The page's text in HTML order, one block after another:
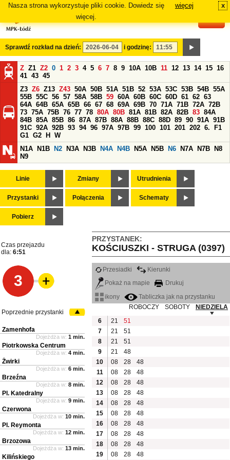
Nasza strona wykorzystuje pliki cookie. Dowiedz się
więcej.
więcej x
Sprawdź rozkład na dzień: i godzinę:
Z Z1 Z2 0 1 2 3 4 5 6 7 8 9 10A 10B 11 12 13 14 15 16
41 43 45
Z3 Z6 Z13 Z43 50A 50B 51A 51B 52 53A 53C 53B 54B 55A
55B 55C 56 57 58A 58B 59 60A 60B 60C 60D 61 62 63
64A 64B 65A 65B 66 67 68 69A 69B 70 71A 71B 72A 72B
73 75A 75B 76 77 78 80A 80B 81A 81B 82A 82B 83 84A
84B 85A 85B 86 87A 87B 88A 88B 88C 88D 89 90 91A 91B
91C 92A 92B 93 94 96 97A 97B 99 100 101 201 202 6.
F1
G1 G2 H
W
N1A
N1B N2 N3A N3B N4A N4B N5A N5B N6 N7A N7B
N8
N9
Linie Zmiany Utrudnienia
Przystanki Połączenia Schematy
Pobierz
PRZYSTANEK:
KOŚCIUSZKI - STRUGA (0397)
Czas przejazdu
dla: 6:51
3
Przesiadki
Kierunki
Pokaż na mapie
Drukuj
ikony
Tabliczka jak na przystanku
ROBOCZY
SOBOTY
NIEDZIELA
6
21
51
7
21
51
8
21
51
9
21
48
10
08 28
48
11
08 28
48
12
08 28
48
13
08 28
48
14
08 28
48
15
08 28
48
16
08 28
48
17
08 28
48
18
08 28
48
19
08 28 48
Poprzednie przystanki
Zamenhofa
Dojeżdża w: 1 min.
Piotrkowska Centrum
Dojeżdża w: 4 min.
Żwirki
Dojeżdża w: 6 min.
Brzeźna
Dojeżdża w: 8 min.
Pl. Katedralny
Dojeżdża w: 9 min.
Czerwona
Dojeżdża w: 10 min.
Pl. Reymonta
Dojeżdża w: 12 min.
Brzozowa
Dojeżdża w: 13 min.
Kilińskiego